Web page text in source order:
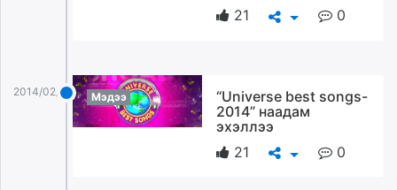
21
0
2014/02/11 Мэдээ
“Universe best songs-
2014” наадам
эхэллээ
21
0